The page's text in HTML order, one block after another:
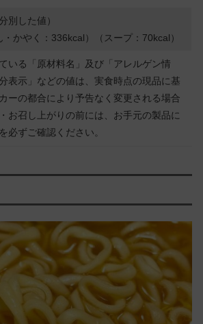
別した値）
かやく：336kcal）（スープ：70kcal）
いる「原材料名」及び「アレルゲン情
表示」などの値は、実食時点の現品に基
ーの都合により予告なく変更される場合
お召し上がりの前には、お手元の製品に
必ずご確認ください。